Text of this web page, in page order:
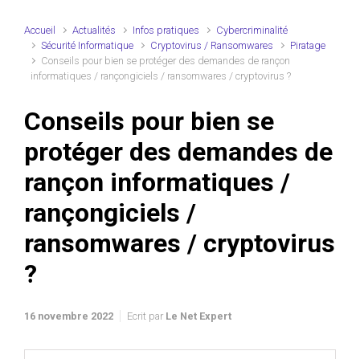
Accueil Actualités Infos pratiques
Cybercriminalité
Sécurité Informatique
Cryptovirus / Ransomwares
Piratage
Conseils pour bien se protéger des demandes de rançon
informatiques / rançongiciels / ransomwares / cryptovirus ?
Conseils pour bien se
protéger des demandes de
rançon informatiques /
rançongiciels /
ransomwares / cryptovirus
?
16 novembre 2022 Ecrit par Le Net Expert